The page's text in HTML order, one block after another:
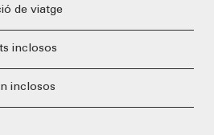
de viatge
inclosos
inclosos